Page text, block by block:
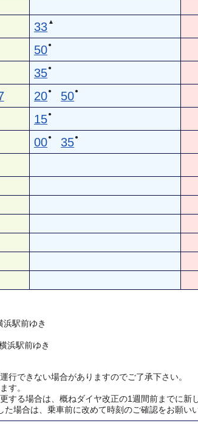
33 ▲
50●
35●
20● 50●
15●
00● 35●
駅前ゆき
浜駅前ゆき
できない場合がありますのでご了承下さい。
す。
する場合は、概ねダイヤ改正の1週間前までに新
場合は、乗車前に改めて時刻のご確認をお願い